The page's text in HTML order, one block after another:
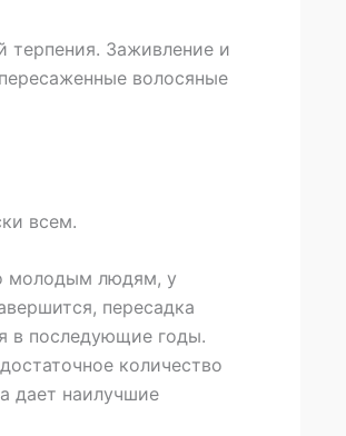
терпения. Заживление и
волосяные
всем.
молодым людям, у
пересадка
в последующие годы.
количество
дает наилучшие